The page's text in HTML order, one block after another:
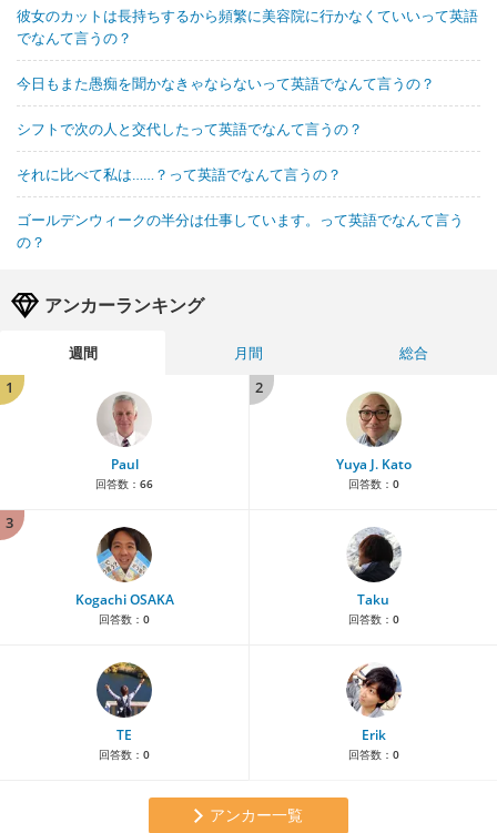
彼女のカットは長持ちするから頻繁に美容院に行かなくていいって英語
でなんて言うの？
今日もまた愚痴を聞かなきゃならないって英語でなんて言うの？
シフトで次の人と交代したって英語でなんて言うの？
それに比べて私は……？って英語でなんて言うの？
ゴールデンウィークの半分は仕事しています。って英語でなんて言う
の？
アンカーランキング
週間 月間
総合
1
Paul
回答数： 66
2
Yuya J. Kato
回答数： 0
3
Kogachi OSAKA
回答数： 0
Taku
回答数： 0
TE
回答数： 0
Erik
回答数： 0
アンカー一覧